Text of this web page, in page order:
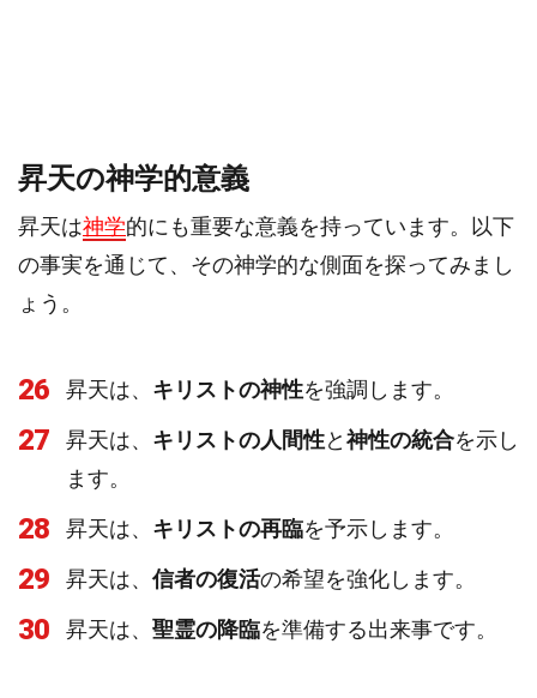
昇天の神学的意義
昇天は神学的にも重要な意義を持っています。以下
の事実を通じて、その神学的な側面を探ってみまし
ょう。
26 昇天は、 キリストの神性を強調します。
27 昇天は、 キリストの人間性と神性の統合を示し
ます。
28 昇天は、 キリストの再臨を予示します。
29 昇天は、 信者の復活の希望を強化します。
30 昇天は、 聖霊の降臨を準備する出来事です。